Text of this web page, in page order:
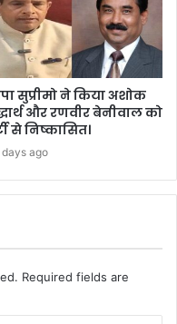
सुप्रीमो ने किया अशोक
और रणवीर बेनीवाल को
से निष्कासित।
days ago
Required fields are